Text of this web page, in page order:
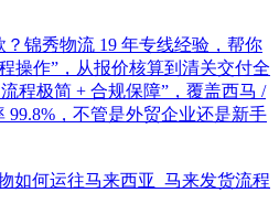
锦秀物流 19 年专线经验，帮你
操作”，从报价核算到清关交付全
程极简 + 合规保障”，覆盖西马 /
99.8%，不管是外贸企业还是新手